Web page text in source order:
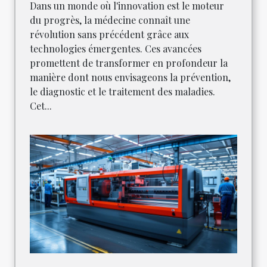
Dans un monde où l'innovation est le moteur
du progrès, la médecine connaît une
révolution sans précédent grâce aux
technologies émergentes. Ces avancées
promettent de transformer en profondeur la
manière dont nous envisageons la prévention,
le diagnostic et le traitement des maladies.
Cet...